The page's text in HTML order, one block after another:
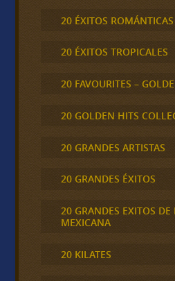
20 ÉXITOS ROMÁNTICAS
20 ÉXITOS TROPICALES
20 FAVOURITES –
20 GOLDEN HITS
20 GRANDES ARTISTAS
20 GRANDES ÉXITOS
20 GRANDES EXITOS
MEXICANA
20 KILATES